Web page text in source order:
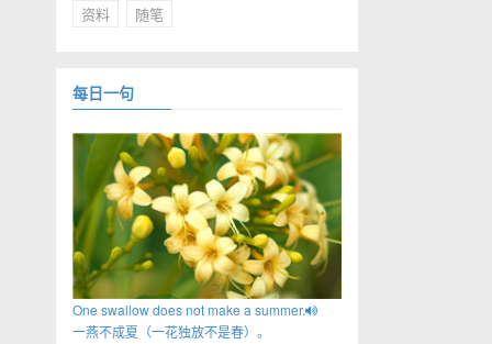
资料 随笔
每日一句
One swallow does not make a summer.
一燕不成夏（一花独放不是春）。